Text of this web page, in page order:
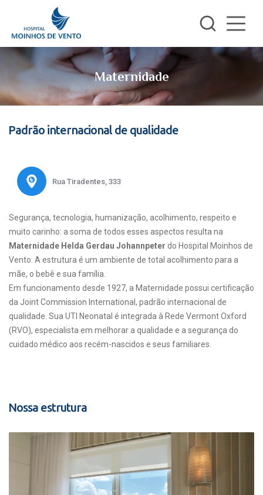
Maternidade
Padrão internacional de qualidade
Rua Tiradentes, 333
Segurança, tecnologia, humanização, acolhimento, respeito e
muito carinho: a soma de todos esses aspectos resulta na
Maternidade Helda Gerdau Johannpeter do Hospital Moinhos de
Vento. A estrutura é um ambiente de total acolhimento para a
mãe, o bebê e sua família.
Em funcionamento desde 1927, a Maternidade possui certificação
da Joint Commission International, padrão internacional de
qualidade. Sua UTI Neonatal é integrada à Rede Vermont Oxford
(RVO), especialista em melhorar a qualidade e a segurança do
cuidado médico aos recém-nascidos e seus familiares.
Nossa estrutura